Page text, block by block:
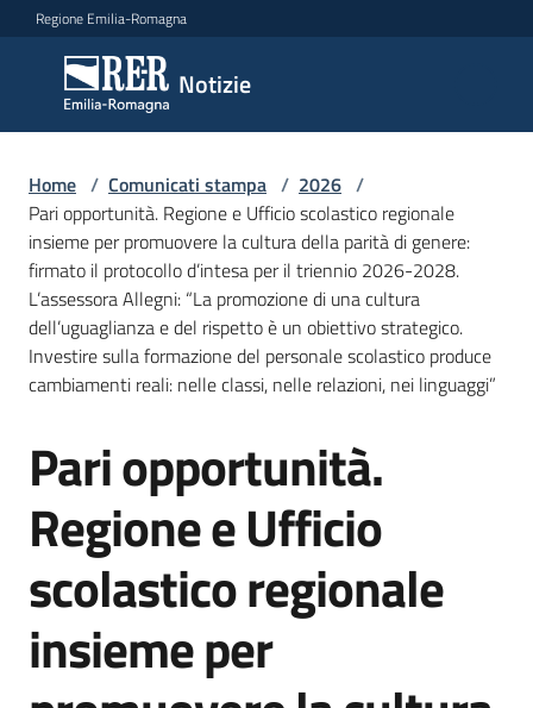
Vai al contenuto
Vai alla navigazione
Vai al footer
Regione Emilia-Romagna
Notizie
Notizie
Comunicati
stampa
Menu selezionato
Cerca
un
comunicato
Risorse
Agenzia
di
informazione
e
comunicazione
Home / Comunicati stampa / 2026 /
Pari opportunità. Regione e Ufficio scolastico regionale
insieme per promuovere la cultura della parità di genere:
firmato il protocollo d’intesa per il triennio 2026-2028.
L’assessora Allegni: “La promozione di una cultura
dell’uguaglianza e del rispetto è un obiettivo strategico.
Investire sulla formazione del personale scolastico produce
cambiamenti reali: nelle classi, nelle relazioni, nei linguaggi”
Salta al contenuto
Pari opportunità.
Regione e Ufficio
scolastico regionale
insieme per